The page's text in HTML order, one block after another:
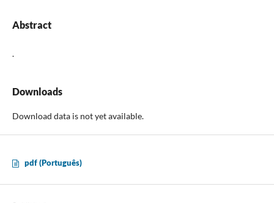
Abstract
.
Downloads
Download data is not yet available.
pdf (Português)